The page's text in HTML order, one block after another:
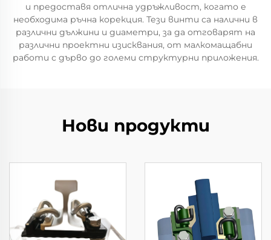
и предоставя отлична удръжливост, когато е
необходима ръчна корекция. Тези винти са налични в
различни дължини и диаметри, за да отговарят на
различни проектни изисквания, от малкомащабни
работи с дърво до големи структурни приложения.
Нови продукти